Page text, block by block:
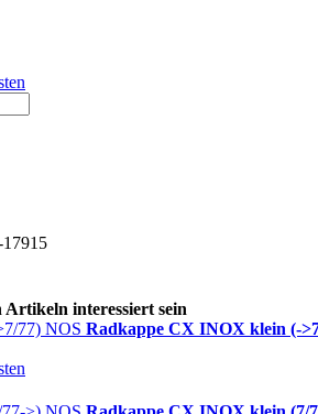
Artikeln interessiert sein
Radkappe CX INOX klein (-